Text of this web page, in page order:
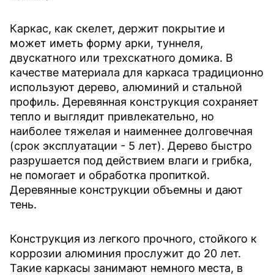
Каркас, как скелет, держит покрытие и
может иметь форму арки, туннеля,
двускатного или трехскатного домика. В
качестве материала для каркаса традиционно
используют дерево, алюминий и стальной
профиль. Деревянная конструкция сохраняет
тепло и выглядит привлекательно, но
наиболее тяжелая и наименнее долговечная
(срок эксплуатации - 5 лет). Дерево быстро
разрушается под действием влаги и грибка,
не помогает и обработка пропиткой.
Деревянные конструкции объемны и дают
тень.
Конструкция из легкого прочного, стойкого к
коррозии алюминия прослужит до 20 лет.
Такие каркасы занимают немного места, в